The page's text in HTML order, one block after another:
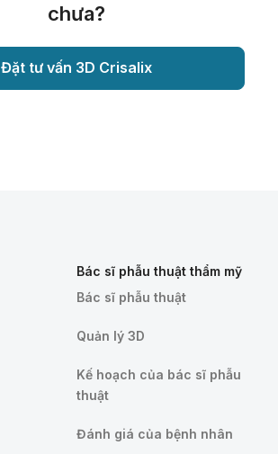
chưa?
Đặt tư vấn 3D Crisalix
Bác sĩ phẫu thuật thẩm mỹ
Bác sĩ phẫu thuật
Quản lý 3D
Kế hoạch của bác sĩ phẫu
thuật
Đánh giá của bệnh nhân